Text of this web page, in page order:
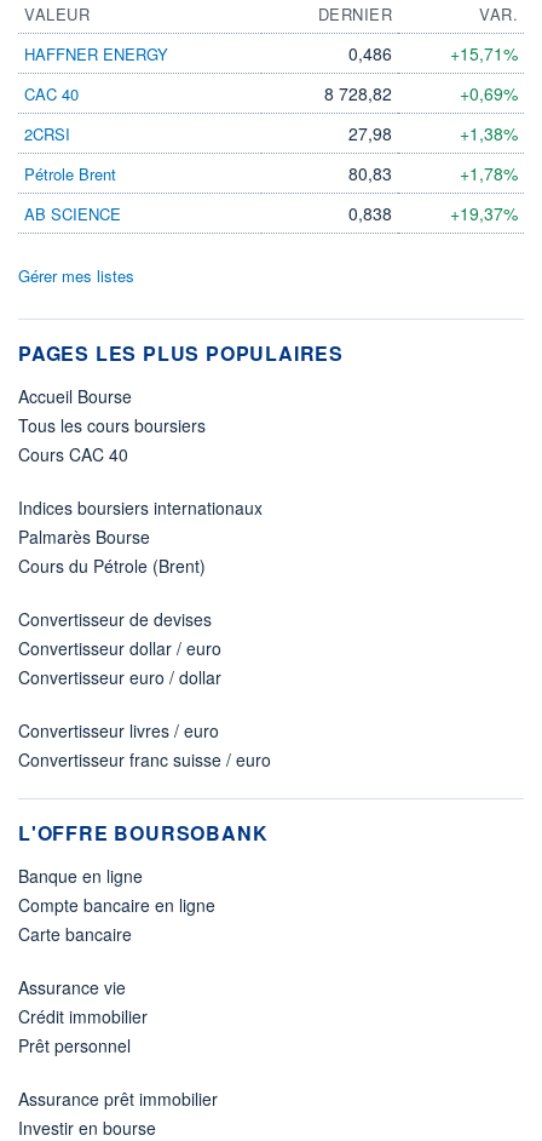
VALEUR DERNIER
VAR.
HAFFNER ENERGY
0,486 +15,71%
CAC 40 8 728,82 +0,69%
2CRSI 27,98 +1,38%
Pétrole Brent 80,83 +1,78%
AB SCIENCE 0,838 +19,37%
Gérer mes listes
PAGES LES PLUS POPULAIRES
Accueil Bourse
Tous les cours boursiers
Cours CAC 40
Indices boursiers internationaux
Palmarès Bourse
Cours du Pétrole (Brent)
Convertisseur de devises
Convertisseur dollar / euro
Convertisseur euro / dollar
Convertisseur livres / euro
Convertisseur franc suisse / euro
L'OFFRE BOURSOBANK
Banque en ligne
Compte bancaire en ligne
Carte bancaire
Assurance vie
Crédit immobilier
Prêt personnel
Assurance prêt immobilier
Investir en bourse